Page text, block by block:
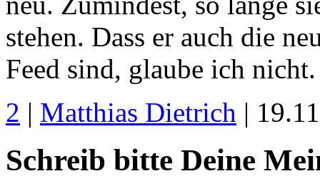
stehen. Dass er auch die
Feed sind, glaube ich nicht.
2 | Matthias Dietrich |
Schreib bitte Deine